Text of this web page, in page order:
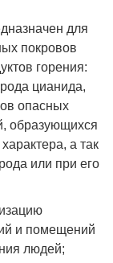
для
покровов
горения:
цианида,
опасных
образующихся
а так
или при его
и помещений
людей;